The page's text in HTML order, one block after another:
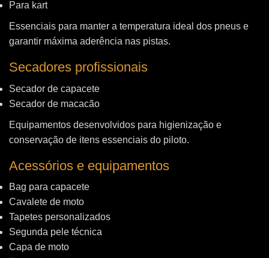
Para kart
Essenciais para manter a temperatura ideal dos pneus e
garantir máxima aderência nas pistas.
Secadores profissionais
Secador de capacete
Secador de macacão
Equipamentos desenvolvidos para higienização e
conservação de itens essenciais do piloto.
Acessórios e equipamentos
Bag para capacete
Cavalete de moto
Tapetes personalizados
Segunda pele técnica
Capa de moto